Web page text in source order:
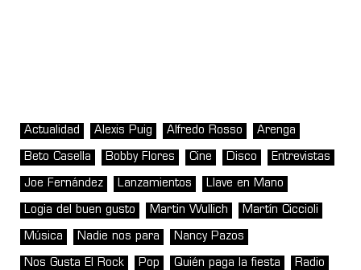
Actualidad Alexis Puig Alfredo Rosso Arenga
Beto Casella Bobby Flores Cine Disco Entrevistas
Joe Fernández Lanzamientos Llave en Mano
Logia del buen gusto Martin Wullich Martín Ciccioli
Música Nadie nos para Nancy Pazos
Nos Gusta El Rock Pop Quién paga la fiesta Radio